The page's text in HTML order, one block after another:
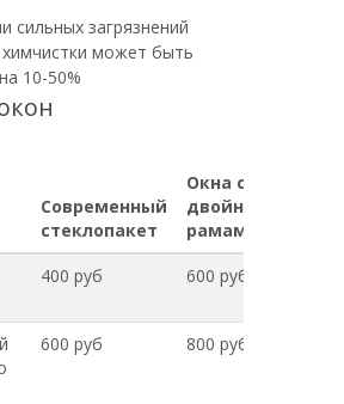
сильных загрязнений
может быть
10-50%
Современный
стеклопакет
Окна с
двойными
рамами
400 руб 600 руб
600 руб 800 руб